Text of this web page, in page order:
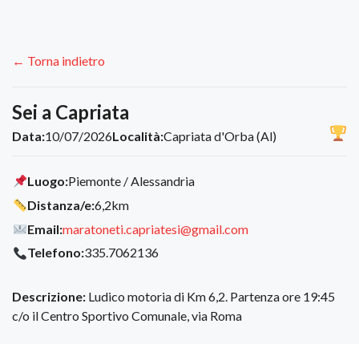
← Torna indietro
Sei a Capriata
Data:10/07/2026Località:Capriata d'Orba (Al)
Luogo:Piemonte / Alessandria
Distanza/e:6,2km
Email:maratoneti.capriatesi@gmail.com
Telefono:335.7062136
Descrizione: Ludico motoria di Km 6,2. Partenza ore 19:45
c/o il Centro Sportivo Comunale, via Roma